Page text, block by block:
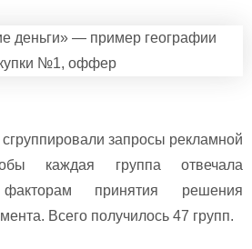
запросы рекламной
каждая группа отвечала
принятия решения
Всего получилось 47 групп.